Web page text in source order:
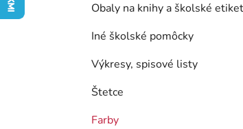
Obaly na knihy a školské
Iné školské pomôcky
Výkresy, spisové listy
Štetce
Farby